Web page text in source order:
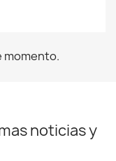
momento.
noticias y